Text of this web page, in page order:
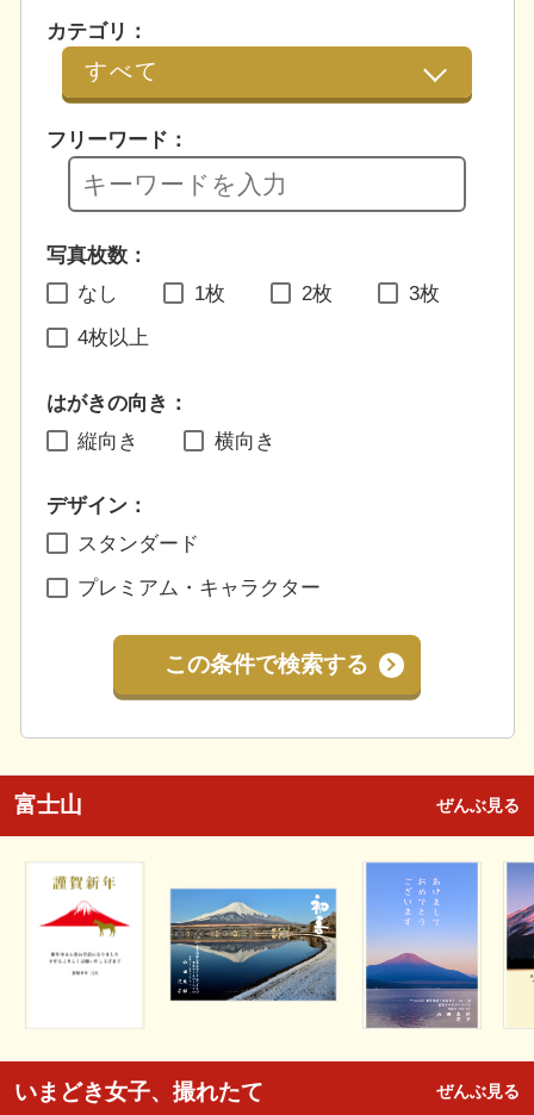
カテゴリ：
フリーワード：
写真枚数：
なし
1枚 2枚 3枚
4枚以上
はがきの向き：
縦向き
横向き
デザイン：
スタンダード
プレミアム・キャラクター
この条件で検索する
富士山 ぜんぶ見る
いまどき女子、撮れたて ぜんぶ見る